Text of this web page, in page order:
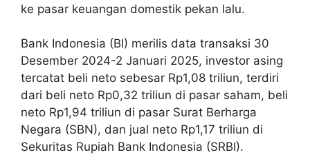
ke pasar keuangan domestik pekan lalu.
Bank Indonesia (BI) merilis data transaksi 30
Desember 2024-2 Januari 2025, investor asing
tercatat beli neto sebesar Rp1,08 triliun, terdiri
dari beli neto Rp0,32 triliun di pasar saham, beli
neto Rp1,94 triliun di pasar Surat Berharga
Negara (SBN), dan jual neto Rp1,17 triliun di
Sekuritas Rupiah Bank Indonesia (SRBI).